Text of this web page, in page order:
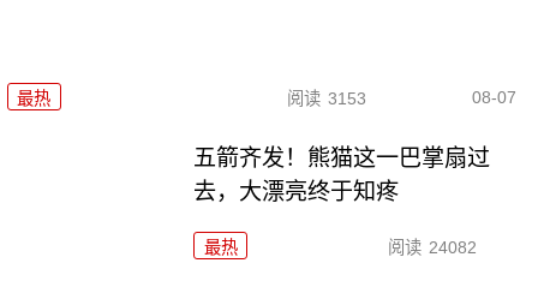
最热 阅读 3153 08-07
五箭齐发！熊猫这一巴掌扇过
去，大漂亮终于知疼
最热 阅读 24082